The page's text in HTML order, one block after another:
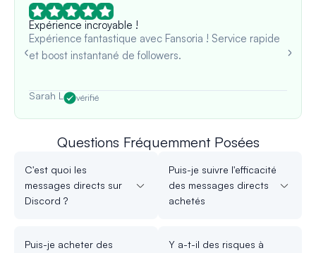
Expérience incroyable !
Expérience fantastique avec Fansoria ! Service rapide
et boost instantané de followers.
Sarah L vérifié
Questions Fréquemment Posées
C'est quoi les
messages directs sur
Discord ?
Puis-je acheter des
Puis-je suivre l'efficacité
des messages directs
achetés
Y a-t-il des risques à